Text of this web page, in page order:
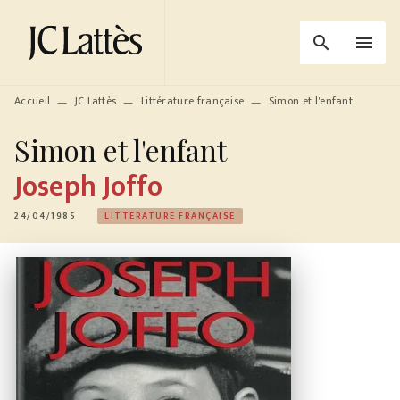
MENU RECHERCHE
PIED DE PAGE
search menu
Accueil — JC Lattès — Littérature française — Simon et l'enfant
Simon et l'enfant
Joseph Joffo
24/04/1985 LITTÉRATURE FRANÇAISE